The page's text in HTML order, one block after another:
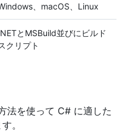
、macOS、Linux
とMSBuild並びにビルド
クリプト
法を使って C# に適した
。